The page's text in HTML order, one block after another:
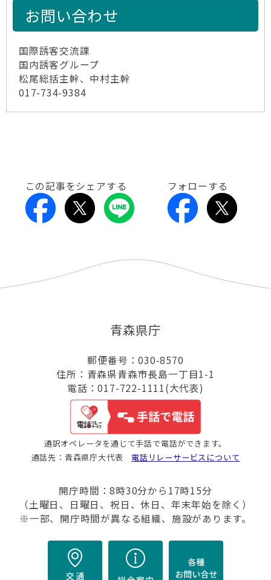
お問い合わせ
国際誘客交流課
国内誘客グループ
松尾総括主幹、中村主幹
017-734-9384
この記事をシェアする フォローする
青森県庁
郵便番号：030-8570
住所：青森県青森市長島一丁目1-1
電話：017-722-1111(大代表)
通訳オペレータを通じて手話で電話ができます。
通話先：青森県庁大代表 電話リレーサービスについて
開庁時間：8時30分から17時15分
（土曜日、日曜日、祝日、休日、年末年始を除く）
※一部、開庁時間が異なる組織、施設があります。